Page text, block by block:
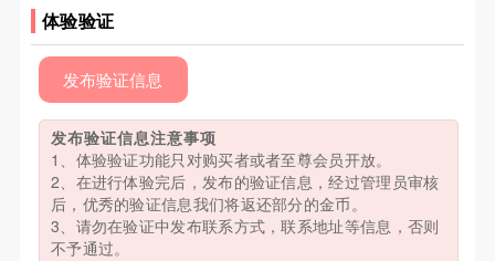
体验验证
发布验证信息
发布验证信息注意事项
1、体验验证功能只对购买者或者至尊会员开放。
2、在进行体验完后，发布的验证信息，经过管理员审核
后，优秀的验证信息我们将返还部分的金币。
3、请勿在验证中发布联系方式，联系地址等信息，否则
不予通过。